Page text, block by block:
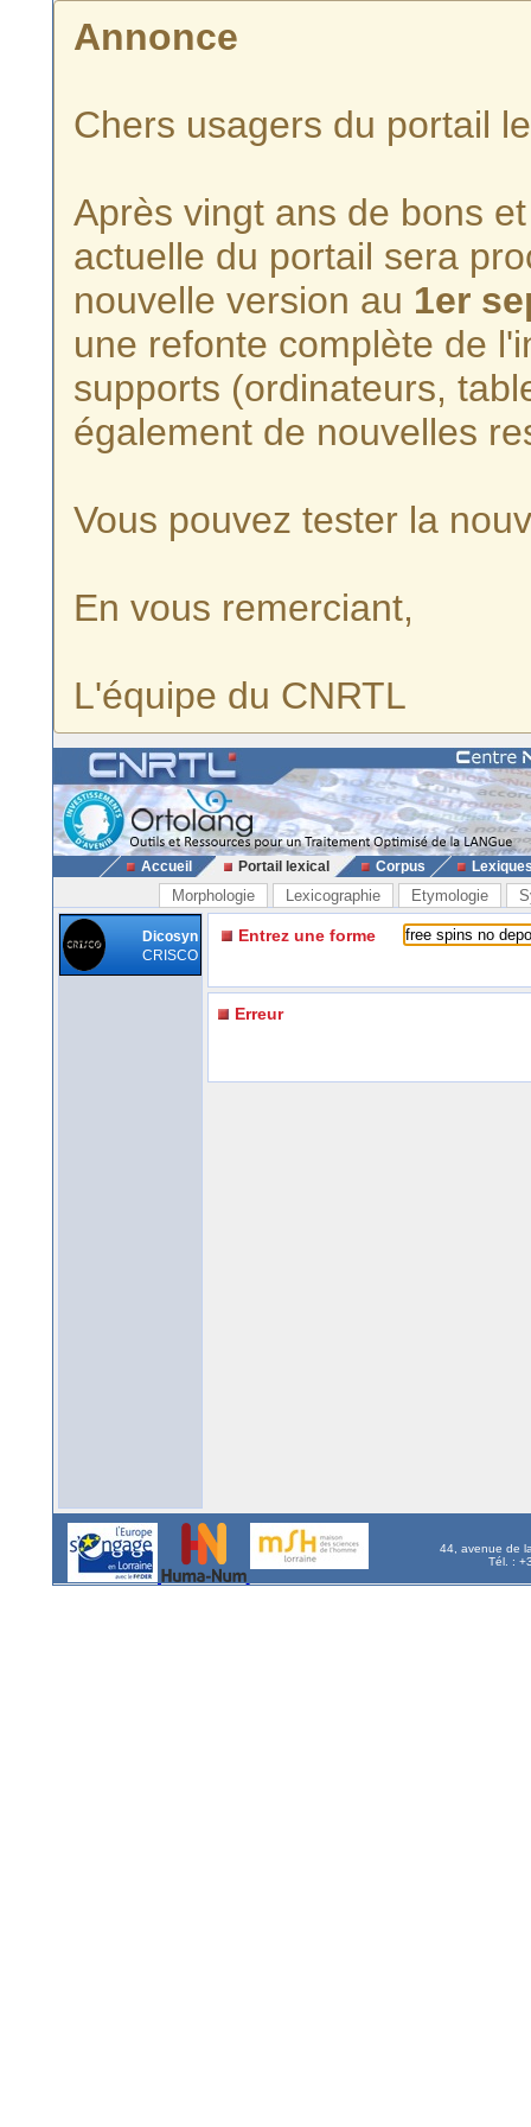
Annonce
Chers usagers du portail
Après vingt ans de bons
actuelle du portail sera
nouvelle version au 1er
une refonte complète de
supports (ordinateurs,
également de nouvelles
Vous pouvez tester la
En vous remerciant,
L'équipe du CNRTL
Accueil Portail lexical Corpus
Morphologie Lexicographie Etymologie
Dicosyn
CRISCO
Entrez une forme
Erreur
44, avenue de
Tél. :